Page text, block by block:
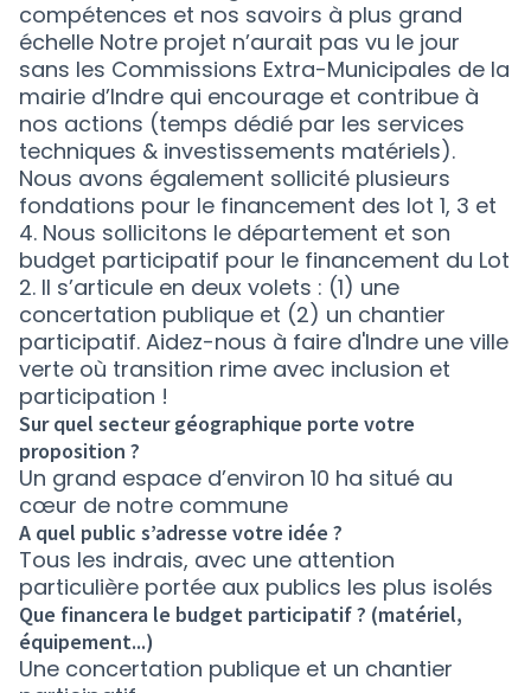
compétences et nos savoirs à plus grand
échelle Notre projet n’aurait pas vu le jour
sans les Commissions Extra-Municipales de la
mairie d’Indre qui encourage et contribue à
nos actions (temps dédié par les services
techniques & investissements matériels).
Nous avons également sollicité plusieurs
fondations pour le financement des lot 1, 3 et
4. Nous sollicitons le département et son
budget participatif pour le financement du Lot
2. Il s’articule en deux volets : (1) une
concertation publique et (2) un chantier
participatif. Aidez-nous à faire d'Indre une ville
verte où transition rime avec inclusion et
participation !
Sur quel secteur géographique porte votre
proposition ?
Un grand espace d’environ 10 ha situé au
cœur de notre commune
A quel public s’adresse votre idée ?
Tous les indrais, avec une attention
particulière portée aux publics les plus isolés
Que financera le budget participatif ? (matériel,
équipement...)
Une concertation publique et un chantier